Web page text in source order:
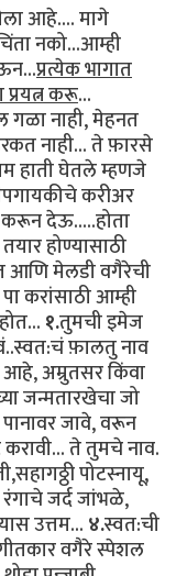
आहे.... मागे
नको...आम्ही
प्रत्येक भागात
करू...
नाही, मेहनत
नाही... ते फ़ारसे
हाती घेतले म्हणजे
करीअर
करून देऊ.....होता
होण्यासाठी
आणि मेलडी वगैरेची
करांसाठी आम्ही
१.तुमची इमेज
फ़ालतु नाव
आहे, अम्रुतसर किंवा
जन्मतारखेचा जो
जावे, वरून
ते तुमचे नाव.
पोटस्नायू,
जर्द जांभळे,
उत्तम...४.स्वत:ची
वगैरे स्पेशल